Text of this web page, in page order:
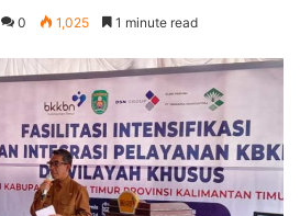
0 1,025 1 minute read